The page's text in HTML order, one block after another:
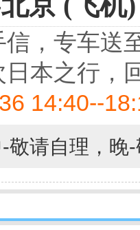
，专车送
本之行，
14:40--
敬请自理，晚